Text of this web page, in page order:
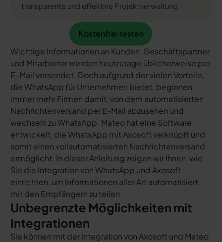
transparente und effektive Projektverwaltung.
Kostenfrei testen
Kostenfrei testen
Wichtige Informationen an Kunden, Geschäftspartner
und Mitarbeiter werden heutzutage üblicherweise per
E-Mail versendet. Doch aufgrund der vielen Vorteile,
die WhatsApp für Unternehmen bietet, beginnen
immer mehr Firmen damit, von dem automatisierten
Nachrichtenversand per E-Mail abzusehen und
wechseln zu WhatsApp. Mateo hat eine Software
entwickelt, die WhatsApp mit Axosoft verknüpft und
somit einen vollautomatisierten Nachrichtenversand
ermöglicht. In dieser Anleitung zeigen wir Ihnen, wie
Sie die Integration von WhatsApp und Axosoft
einrichten, um Informationen aller Art automatisiert
mit den Empfängern zu teilen.
Unbegrenzte Möglichkeiten mit
Integrationen
Sie können mit der Integration von Axosoft und Mateo